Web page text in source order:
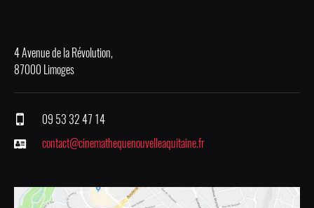
4 Avenue de la Révolution,
87000 Limoges
09 53 32 47 14
contact@cinemathequenouvelleaquitaine.fr